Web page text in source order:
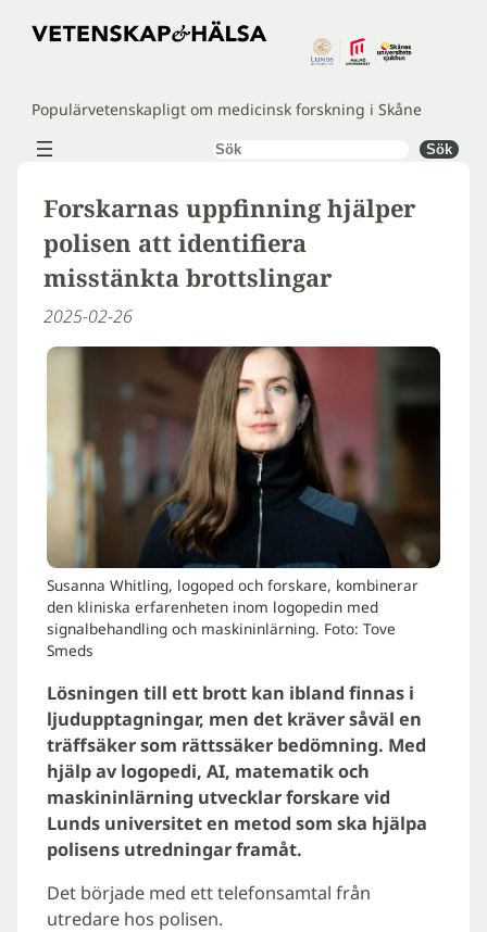
Hoppa
Populärvetenskapligt om medicinsk forskning i Skåne
Sök Sök
Forskarnas uppfinning hjälper
polisen att identifiera
misstänkta brottslingar
2025-02-26
Susanna Whitling, logoped och forskare, kombinerar
den kliniska erfarenheten inom logopedin med
signalbehandling och maskininlärning. Foto: Tove
Smeds
Lösningen till ett brott kan ibland finnas i
ljudupptagningar, men det kräver såväl en
träffsäker som rättssäker bedömning. Med
hjälp av logopedi, AI, matematik och
maskininlärning utvecklar forskare vid
Lunds universitet en metod som ska hjälpa
polisens utredningar framåt.
Det började med ett telefonsamtal från
utredare hos polisen.